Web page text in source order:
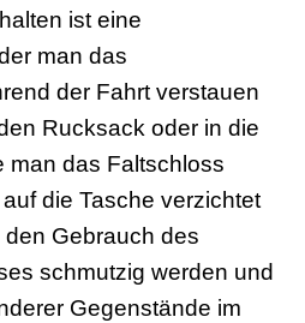
ist eine
man das
der Fahrt verstauen
Rucksack oder in die
man das Faltschloss
die Tasche verzichtet
Gebrauch des
schmutzig werden und
Gegenstände im